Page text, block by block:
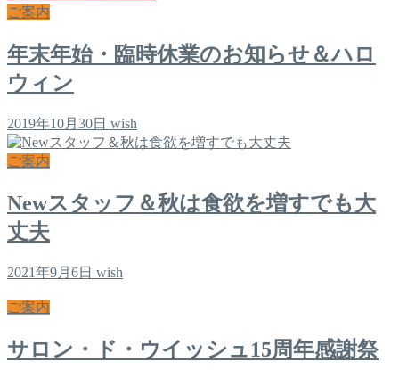
ご案内
年末年始・臨時休業のお知らせ＆ハロ
ウィン
2019年10月30日 wish
ご案内
Newスタッフ＆秋は食欲を増すでも大
丈夫
2021年9月6日 wish
ご案内
サロン・ド・ウイッシュ15周年感謝祭